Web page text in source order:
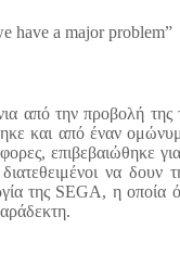
have a major problem”
από την προβολή της
και από έναν
επιβεβαιώθηκε
να δουν
της SEGA, η